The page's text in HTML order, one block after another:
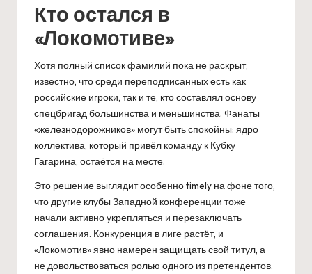
Кто остался в
«Локомотиве»
Хотя полный список фамилий пока не раскрыт,
известно, что среди переподписанных есть как
российские игроки, так и те, кто составлял основу
спецбригад большинства и меньшинства. Фанаты
«железнодорожников» могут быть спокойны: ядро
коллектива, который привёл команду к Кубку
Гагарина, остаётся на месте.
Это решение выглядит особенно timely на фоне того,
что другие клубы Западной конференции тоже
начали активно укрепляться и перезаключать
соглашения. Конкуренция в лиге растёт, и
«Локомотив» явно намерен защищать свой титул, а
не довольствоваться ролью одного из претендентов.